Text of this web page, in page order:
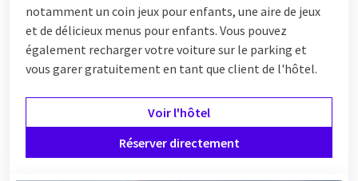
notamment un coin jeux pour enfants, une aire de jeux
et de délicieux menus pour enfants. Vous pouvez
également recharger votre voiture sur le parking et
vous garer gratuitement en tant que client de l'hôtel.
Voir l'hôtel
Réserver directement